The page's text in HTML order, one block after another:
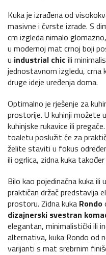
Kuka je izrađena od
masivne i čvrste izrade. S
cm izgleda nimalo
u modernoj mat crnoj boji
u industrial chic ili
jednostavnom izgledu, crna
druge ideje uređenja doma.
Optimalno je rješenje za
prostorije. U kuhinji možete
kuhinjske rukavice ili
toaletu poslužit će za
želite staviti u fokus
ili ogrlica, zidna kuka
Bilo kao pojedinačna kuka ili
praktičan držač predstavlja
prostoru. Zidna kuka Rondo
dizajnerski svestran
elegantan, minimalistički ili
alternativa, kuka Rondo od
varijanti s mat srebrnim